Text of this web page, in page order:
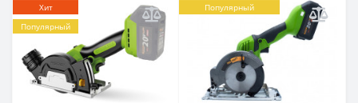
Хит
Популярный
Популярный